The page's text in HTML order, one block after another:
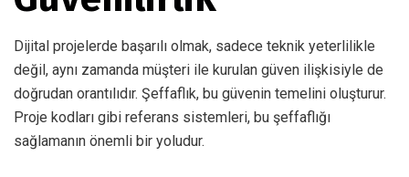
Dijital projelerde başarılı olmak, sadece teknik yeterlilikle
değil, aynı zamanda müşteri ile kurulan güven ilişkisiyle de
doğrudan orantılıdır. Şeffaflık, bu güvenin temelini oluşturur.
Proje kodları gibi referans sistemleri, bu şeffaflığı
sağlamanın önemli bir yoludur.